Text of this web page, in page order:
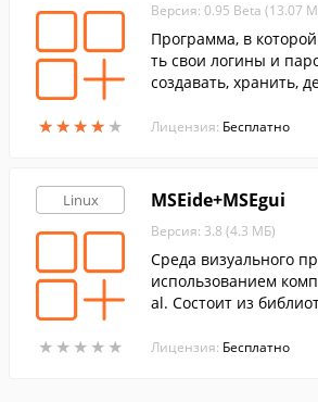
★★★★ ★
★★★★ ★
Версия: 0.95 Beta (13.07
Программа, в
ть свои логины и
создавать, хранить,
ство записей.
Лицензия: Бесплатно
Linux
★ ★ ★ ★ ★
★ ★ ★ ★ ★
MSEide+MSEgui
Версия: 3.8 (4.3 МБ)
Среда визуального
использованием
al. Состоит из
исходных текстов
Лицензия: Бесплатно